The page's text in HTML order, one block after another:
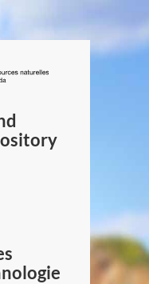
/
Canada